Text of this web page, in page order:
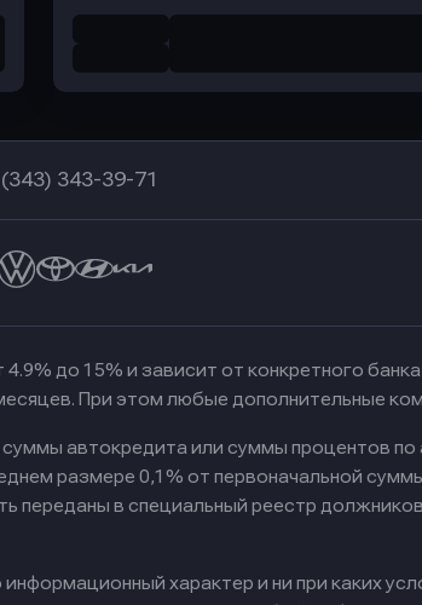
343-39-71
4.9% до 15% и зависит от конкретного
При этом любые дополнительные
автокредита или суммы процентов
размере 0,1% от первоначальной
переданы в специальный реестр
характер и ни при каких